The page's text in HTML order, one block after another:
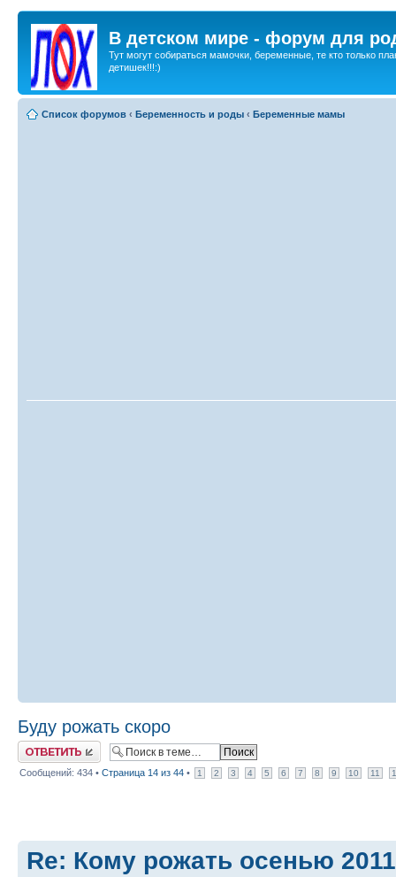
В детском мире - форум для
Тут могут собираться мамочки, беременные, те кто только
детишек!!!:)
Список форумов ‹ Беременность и роды ‹ Беременные мамы
Буду рожать скоро
Ответить
Сообщений: 434 • Страница 14 из 44 • 1 2 3 4 5 6 7 8 9 10 11
Re: Кому рожать осенью